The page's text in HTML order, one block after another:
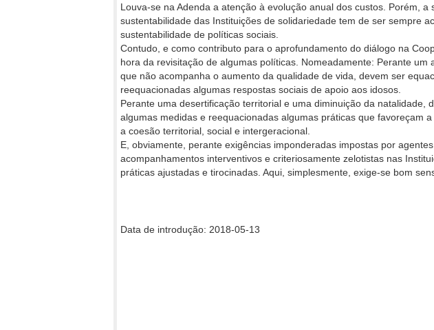
Louva-se na Adenda a atenção à evolução anual dos custos. Porém, a
sustentabilidade das Instituições de solidariedade tem de ser sempre
sustentabilidade de políticas sociais.
Contudo, e como contributo para o aprofundamento do diálogo na
hora da revisitação de algumas políticas. Nomeadamente: Perante um
que não acompanha o aumento da qualidade de vida, devem ser
reequacionadas algumas respostas sociais de apoio aos idosos.
Perante uma desertificação territorial e uma diminuição da natalidade,
algumas medidas e reequacionadas algumas práticas que favoreçam
a coesão territorial, social e intergeracional.
E, obviamente, perante exigências imponderadas impostas por
acompanhamentos interventivos e criteriosamente zelotistas nas
práticas ajustadas e tirocinadas. Aqui, simplesmente, exige-se bom
Data de introdução: 2018-05-13